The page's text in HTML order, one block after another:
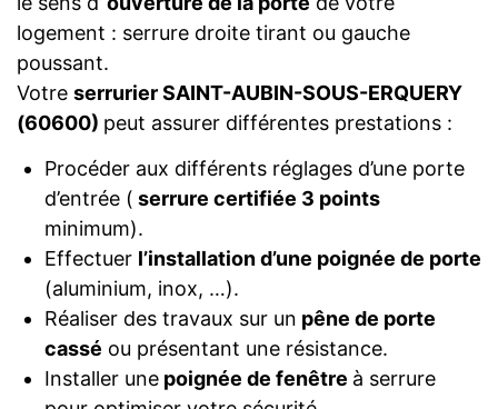
logement : serrure droite tirant ou gauche
poussant.
Votre serrurier SAINT-AUBIN-SOUS-ERQUERY
(60600) peut assurer différentes prestations :
Procéder aux différents réglages d’une porte
d’entrée ( serrure certifiée 3 points
minimum).
Effectuer l’installation d’une poignée de porte
(aluminium, inox, …).
Réaliser des travaux sur un pêne de porte
cassé ou présentant une résistance.
Installer unepoignée de fenêtre à serrure